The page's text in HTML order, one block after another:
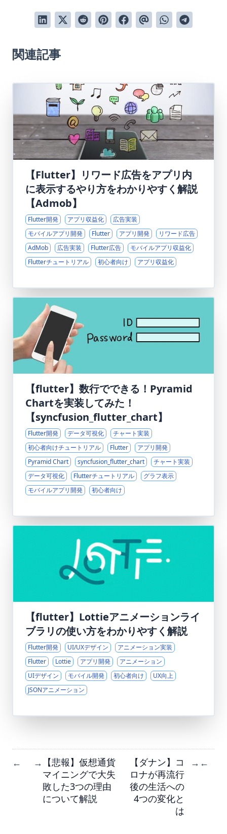
関連記事
【Flutter】リワード広告をアプリ内
に表示するやり方をわかりやすく解説
【Admob】
Flutter開発 アプリ収益化
広告実装
モバイルアプリ開発
Flutter アプリ開発
リワード広告
AdMob
広告実装 Flutter広告
モバイルアプリ収益化
Flutterチュートリアル
初心者向け アプリ収益化
【flutter】数行でできる！Pyramid
Chartを実装してみた！
【syncfusion_flutter_chart】
Flutter開発 データ可視化
チャート実装
初心者向けチュートリアル
Flutter
アプリ開発
Pyramid Chart
syncfusion_flutter_chart
チャート実装
データ可視化
Flutterチュートリアル
グラフ表示
モバイルアプリ開発
初心者向け
【flutter】Lottieアニメーションライ
ブラリの使い方をわかりやすく解説
Flutter開発 UI/UXデザイン
アニメーション実装
Flutter
Lottie アプリ開発
アニメーション
UIデザイン
モバイル開発 初心者向け
UX向上
JSONアニメーション
← → 【悲報】仮想通貨
マイニングで大失
敗した3つの理由
について解説
【ダナン】コ
ロナが再流行
後の生活への
4つの変化と
は
→ ←